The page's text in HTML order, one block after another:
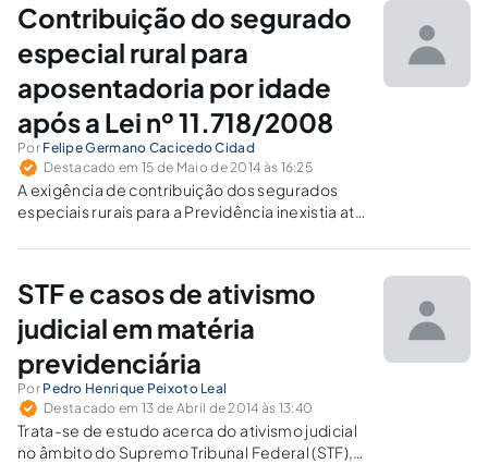
Contribuição do segurado
especial rural para
aposentadoria por idade
após a Lei nº 11.718/2008
Por Felipe Germano Cacicedo Cidad
Destacado em 15 de Maio de 2014 às 16:25
A exigência de contribuição dos segurados
especiais rurais para a Previdência inexistia até
11.718/2008 determinou como final para esse
passado ao largo dessa exigência
STF e casos de ativismo
judicial em matéria
previdenciária
Por Pedro Henrique Peixoto Leal
Destacado em 13 de Abril de 2014 às 13:40
Trata-se de estudo acerca do ativismo judicial
no âmbito do Supremo Tribunal Federal (STF),